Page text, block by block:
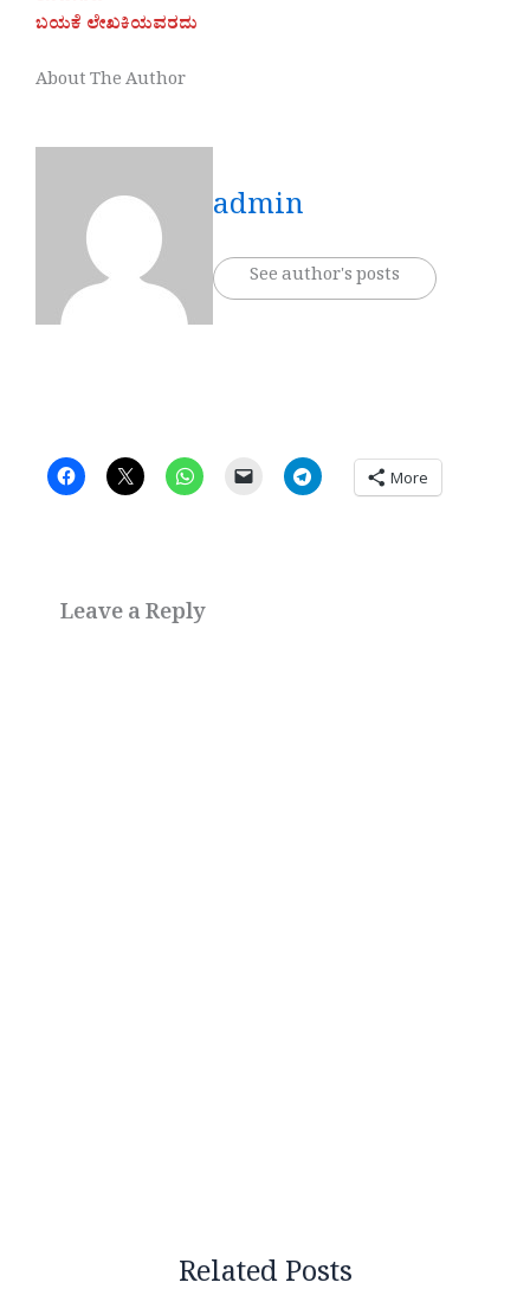
ಬಯಕೆ ಲೇಖಕಿಯವರದು
About The Author
admin
See author's posts
More
Leave a Reply
Related Posts